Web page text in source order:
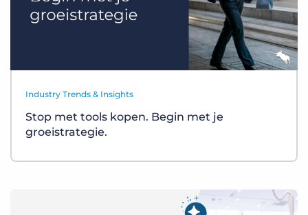
Industry Trends & Insights
Stop met tools kopen. Begin met je
groeistrategie.